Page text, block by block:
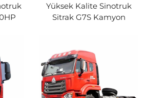
Yüksek Kalite Sinotruk
Sitrak G7S Kamyon
Süspansiyon 6*4 Traktör
Kamyon Satılık